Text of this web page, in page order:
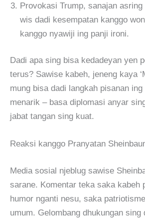
Provokasi Trump, sanajan
wis dadi kesempatan kanggo
kanggo nyawiji ing panji ironi.
Dadi apa sing bisa kedadeyan yen
terus? Sawise kabeh, jeneng kaya
mung bisa dadi langkah pisanan
menarik – basa diplomasi anyar
jabat tangan sing kuat.
Reaksi kanggo Pranyatan
Media sosial njeblug sawise
sarane. Komentar teka saka kabeh
humor nganti nesu, saka
umum. Gelombang dhukungan